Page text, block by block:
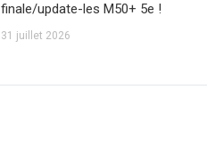
finale/update-les M50+ 5e !
31 juillet 2026